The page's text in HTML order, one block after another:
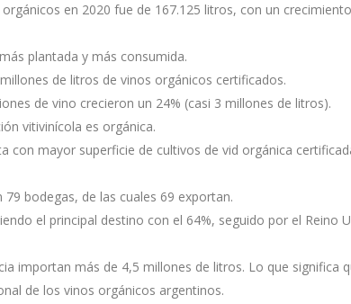
en 2020 fue de 167.125 litros, con un
plantada y más consumida.
de litros de vinos orgánicos certificados.
de vino crecieron un 24% (casi 3 millones de litros).
vitivinícola es orgánica.
con mayor superficie de cultivos de vid orgánica
bodegas, de las cuales 69 exportan.
el principal destino con el 64%, seguido por el Reino
importan más de 4,5 millones de litros. Lo que significa
de los vinos orgánicos argentinos.